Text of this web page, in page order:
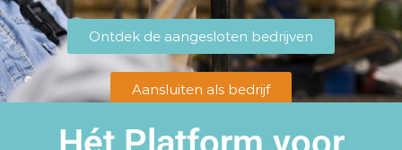
Ontdek de aangesloten bedrijven
Aansluiten als bedrijf